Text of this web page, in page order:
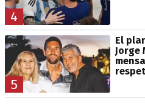
4
5
El
Jorge